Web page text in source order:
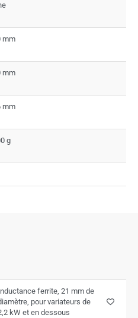
mm
mm
mm
g
ferrite, 21 mm de
pour variateurs de
kW et en dessous